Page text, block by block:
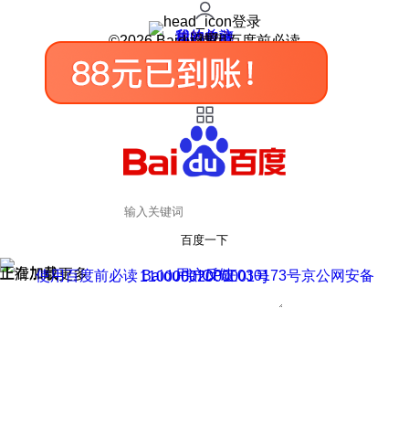
登录
我的关注
我的收藏
皮肤中心
用户反馈
设置
©2026 Baidu 使用百度前必读
百度一下
正在加载
上滑加载更多 用户反馈
使用百度前必读 Baidu 京ICP证030173号
京公网安备11000002000001号